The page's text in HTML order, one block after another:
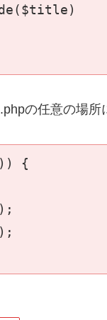
の任意の場所
{